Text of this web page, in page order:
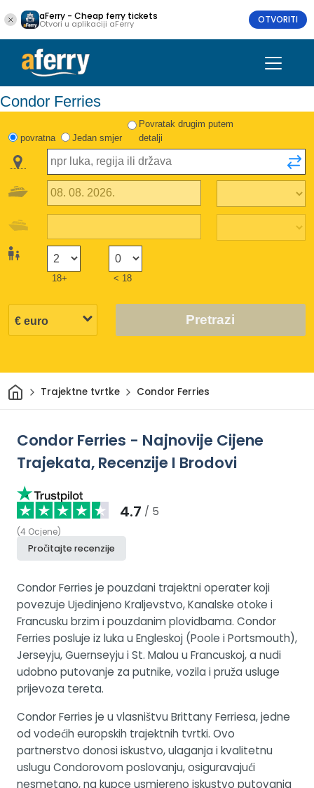
aFerry - Cheap ferry tickets
Otvori u aplikaciji aFerry OTVORITI
Condor Ferries
povratna Jedan smjer
Povratak drugim putem
detalji
18+ < 18
Pretrazi
DomTrajektne tvrtke Condor Ferries
Condor Ferries - Najnovije Cijene
Trajekata, Recenzije I Brodovi
4.7 / 5
(4 Ocjene)
Pročitajte recenzije
Condor Ferries je pouzdani trajektni operater koji
povezuje Ujedinjeno Kraljevstvo, Kanalske otoke i
Francusku brzim i pouzdanim plovidbama. Condor
Ferries posluje iz luka u Engleskoj (Poole i Portsmouth),
Jerseyju, Guernseyju i St. Malou u Francuskoj, a nudi
udobno putovanje za putnike, vozila i pruža usluge
prijevoza tereta.
Condor Ferries je u vlasništvu Brittany Ferriesa, jedne
od vodećih europskih trajektnih tvrtki. Ovo
partnerstvo donosi iskustvo, ulaganja i kvalitetnu
uslugu Condorovom poslovanju, osiguravajući
nesmetano, na kupce usmjereno iskustvo putovanja